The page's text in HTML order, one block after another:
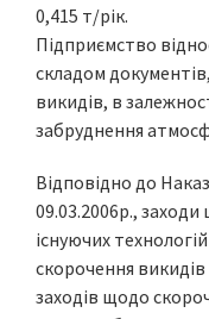
0,415 т/рік.
Підприємство
складом
викидів, в
забруднення
Відповідно до
09.03.2006р.,
існуючих
скорочення викидів
заходів щодо